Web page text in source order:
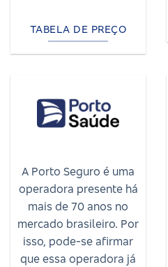
TABELA DE PREÇO
A Porto Seguro é uma
operadora presente há
mais de 70 anos no
mercado brasileiro. Por
isso, pode-se afirmar
que essa operadora já